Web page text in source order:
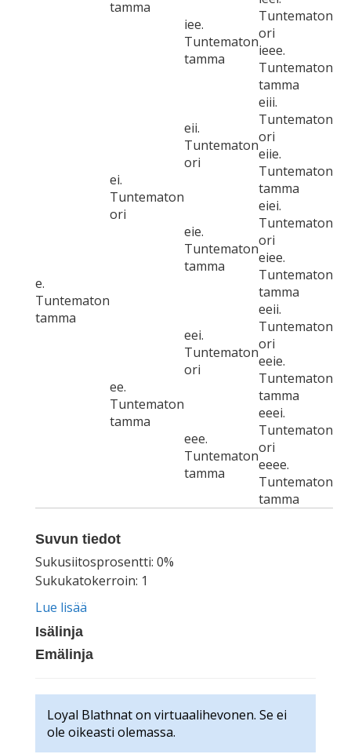
tamma
iee.
Tuntematon
tamma
Tuntematon
ori
ieee.
Tuntematon
tamma
e.
Tuntematon
tamma
ei.
Tuntematon
ori
eii.
Tuntematon
ori
eiii.
Tuntematon
ori
eiie.
Tuntematon
tamma
eie.
Tuntematon
tamma
eiei.
Tuntematon
ori
eiee.
Tuntematon
tamma
ee.
Tuntematon
tamma
eei.
Tuntematon
ori
eeii.
Tuntematon
ori
eeie.
Tuntematon
tamma
eee.
Tuntematon
tamma
eeei.
Tuntematon
ori
eeee.
Tuntematon
tamma
Suvun tiedot
Sukusiitosprosentti: 0%
Sukukatokerroin: 1
Lue lisää
Isälinja
Emälinja
Loyal Blathnat on virtuaalihevonen. Se ei
ole oikeasti olemassa.